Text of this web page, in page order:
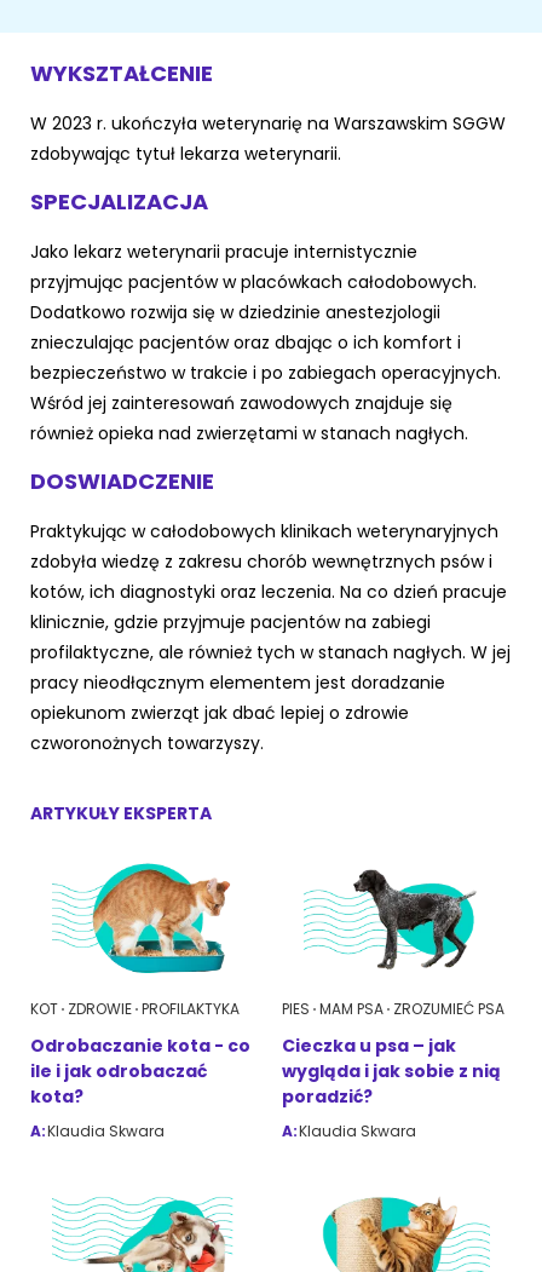
Porady żywieniowe
Przysmaki i suplementy
Zachowanie
Szkolenie
MAM PSA
Zrozumieć psa
Życie z psem
Szczeniak w domu
Akcesoria dla psa
RASY PSÓW
Sznaucer miniaturowy
Owczarek niemiecki
Wyszukiwarka ras psów
Przyjazne miejsca Adopcje
Porady żywieniowe
Przysmaki i suplementy
MAM KOTA
Zrozumieć kota
Mały kotek w domu
Życie z kotem
Akcesoria dla kota
RASY KOTÓW
Kot brytyjski
Kot syberyjski
Kot rosyjski niebieski
OPIEKA DZIENNA
Znajdź petsittera
WYKSZTAŁCENIE
W 2023 r. ukończyła weterynarię na Warszawskim SGGW
zdobywając tytuł lekarza weterynarii.
SPECJALIZACJA
Jako lekarz weterynarii pracuje internistycznie
przyjmując pacjentów w placówkach całodobowych.
Dodatkowo rozwija się w dziedzinie anestezjologii
znieczulając pacjentów oraz dbając o ich komfort i
bezpieczeństwo w trakcie i po zabiegach operacyjnych.
Wśród jej zainteresowań zawodowych znajduje się
również opieka nad zwierzętami w stanach nagłych.
DOSWIADCZENIE
Praktykując w całodobowych klinikach weterynaryjnych
zdobyła wiedzę z zakresu chorób wewnętrznych psów i
kotów, ich diagnostyki oraz leczenia. Na co dzień pracuje
klinicznie, gdzie przyjmuje pacjentów na zabiegi
profilaktyczne, ale również tych w stanach nagłych. W jej
pracy nieodłącznym elementem jest doradzanie
opiekunom zwierząt jak dbać lepiej o zdrowie
czworonożnych towarzyszy.
ARTYKUŁY EKSPERTA
KOT ZDROWIE PROFILAKTYKA
Odrobaczanie kota - co
ile i jak odrobaczać
kota?
A:Klaudia Skwara
PIES MAM PSA ZROZUMIEĆ PSA
Cieczka u psa – jak
wygląda i jak sobie z nią
poradzić?
A:Klaudia Skwara